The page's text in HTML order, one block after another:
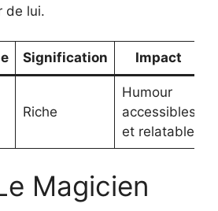
de lui.
Signification Impact
Riche
Humour
accessibles
et relatable
Magicien